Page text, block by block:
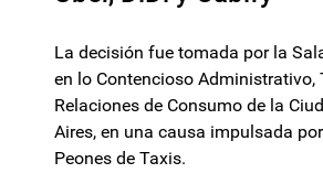
La decisión fue tomada por la
en lo Contencioso Administrativo,
Relaciones de Consumo de la
Aires, en una causa impulsada
Peones de Taxis.